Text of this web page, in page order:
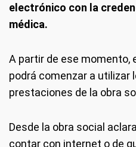
electrónico con la
médica.
A partir de ese momento,
podrá comenzar a utilizar
prestaciones de la obra
Desde la obra social
contar con internet o de